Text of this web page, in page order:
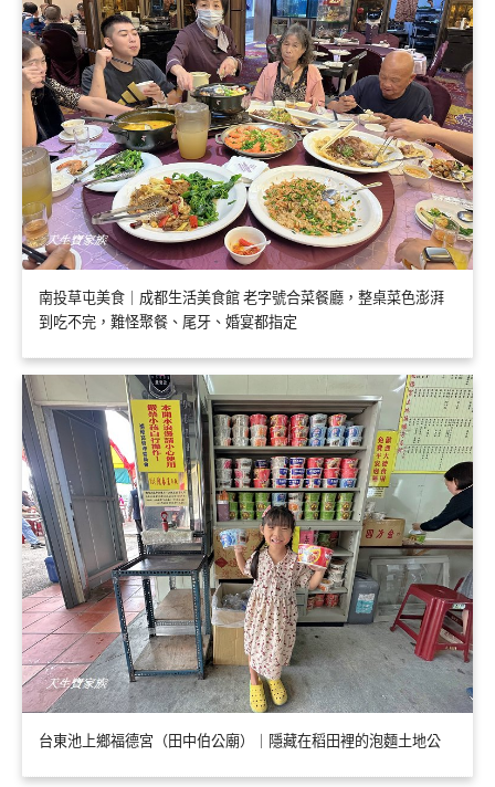
南投草屯美食｜成都生活美食館 老字號合菜餐廳，整桌菜色澎湃
到吃不完，難怪聚餐、尾牙、婚宴都指定
台東池上鄉福德宮（田中伯公廟）｜隱藏在稻田裡的泡麵土地公